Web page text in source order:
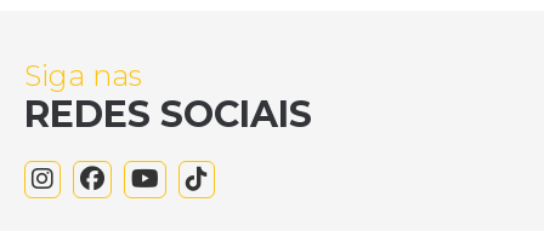
Siga nas
REDES SOCIAIS